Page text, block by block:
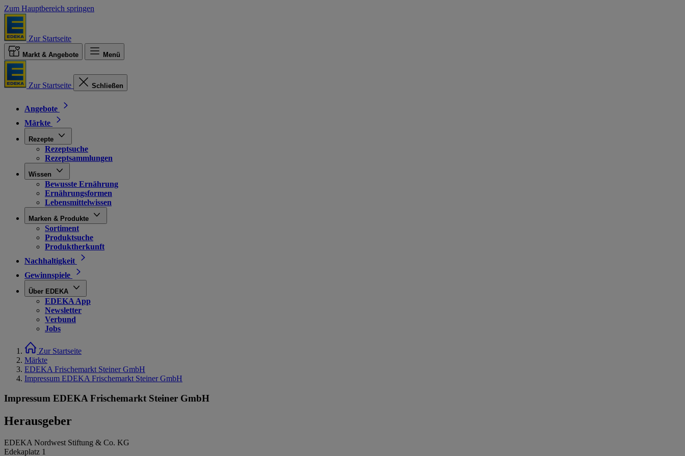
Zum Hauptbereich springen
Zur Startseite
Markt & Angebote Menü
Zur Startseite Schließen
Angebote
Märkte
Rezepte
Rezeptsuche
Rezeptsammlungen
Wissen
Bewusste Ernährung
Ernährungsformen
Lebensmittelwissen
Marken & Produkte
Sortiment
Produktsuche
Produktherkunft
Nachhaltigkeit
Gewinnspiele
Über EDEKA
EDEKA App
Newsletter
Verbund
Jobs
Zur Startseite
Märkte
EDEKA Frischemarkt Steiner GmbH
Impressum EDEKA Frischemarkt Steiner GmbH
Impressum EDEKA Frischemarkt Steiner GmbH
Herausgeber
EDEKA Nordwest Stiftung & Co. KG
Edekaplatz 1